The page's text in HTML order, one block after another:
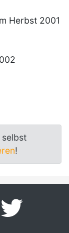
Herbst 2001
selbst
!